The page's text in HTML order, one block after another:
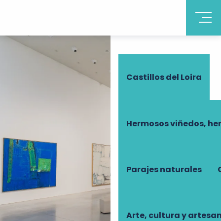
Descubrir Touraine
Castillos del Loira
Hermosos viñedos,
Parajes naturales
Arte, cultura y